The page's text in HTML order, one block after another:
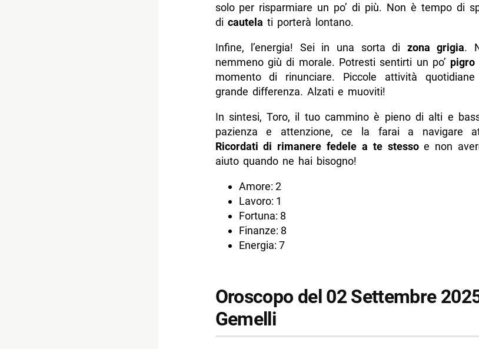
solo per risparmiare un po’ di più. Non è tempo di
di cautela ti porterà lontano.
Infine, l’energia! Sei in una sorta di zona grigia.
nemmeno giù di morale. Potresti sentirti un po’ pigro
momento di rinunciare. Piccole attività
grande differenza. Alzati e muoviti!
In sintesi, Toro, il tuo cammino è pieno di alti e
pazienza e attenzione, ce la farai a navigare
Ricordati di rimanere fedele a te stessoe non
aiuto quando ne hai bisogno!
Amore: 2
Lavoro: 1
Fortuna: 8
Finanze: 8
Energia: 7
Oroscopo del 02 Settembre
Gemelli